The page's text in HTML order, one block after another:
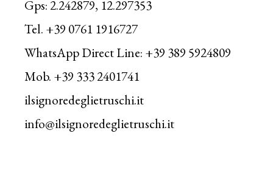
Gps: 2.242879, 12.297353
Tel. +39 0761 1916727
WhatsApp Direct Line: +39 389 5924809
Mob. +39 333 2401741
ilsignoredeglietruschi.it
info@ilsignoredeglietruschi.it